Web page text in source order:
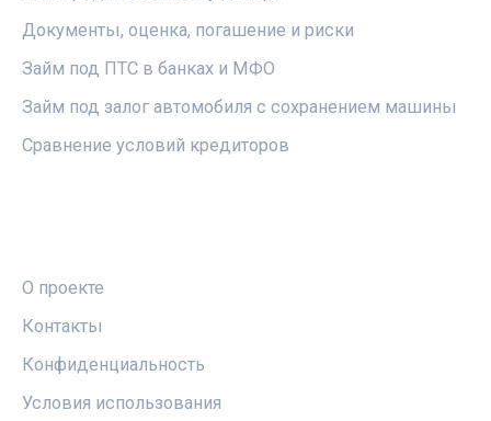
Документы, оценка, погашение и риски
Займ под ПТС в банках и МФО
Займ под залог автомобиля с сохранением машины
Сравнение условий кредиторов
О проекте
Контакты
Конфиденциальность
Условия использования